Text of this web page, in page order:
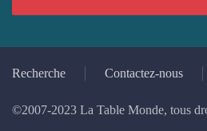
Recherche Contactez-nous
©2007-2023 La Table Monde, tous